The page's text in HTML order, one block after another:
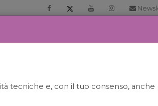
tecniche e, con il tuo consenso,